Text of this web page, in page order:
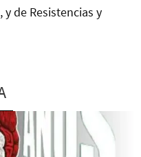
de Resistencias y